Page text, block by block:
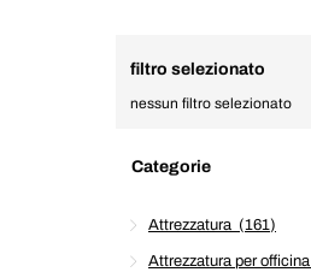
filtro selezionato
nessun filtro selezionato
Categorie
Attrezzatura 161
Attrezzatura per officina